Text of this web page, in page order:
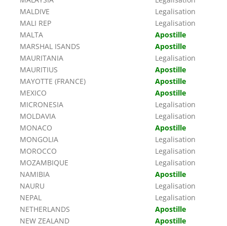
MALDIVE
Legalisation
MALI REP
Legalisation
MALTA
Apostille
MARSHAL ISANDS
Apostille
MAURITANIA
Legalisation
MAURITIUS
Apostille
MAYOTTE (FRANCE)
Apostille
MEXICO
Apostille
MICRONESIA
Legalisation
MOLDAVIA
Legalisation
MONACO
Apostille
MONGOLIA
Legalisation
MOROCCO
Legalisation
MOZAMBIQUE
Legalisation
NAMIBIA
Apostille
NAURU
Legalisation
NEPAL
Legalisation
NETHERLANDS
Apostille
NEW ZEALAND
Apostille